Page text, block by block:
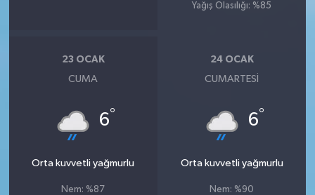
Yağış Olasılığı: %85
23 OCAK
CUMA
6°
Orta kuvvetli yağmurlu
Nem: %87
24 OCAK
CUMARTESI
6°
Orta kuvvetli yağmurlu
Nem: %90